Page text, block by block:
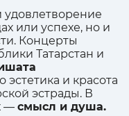
удовлетворение
или успехе, но и
Концерты
Татарстан и
эстетика и красота
эстрады. В
— смысл и душа.